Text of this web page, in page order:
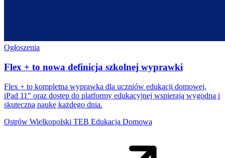
Ogłoszenia
Flex + to nowa definicja szkolnej wyprawki
Flex + to kompletna wyprawka dla uczniów edukacji domowej.
iPad 11" oraz dostęp do platformy edukacyjnej wspierają wygodną i
skuteczną naukę każdego dnia.
Ostrów Wielkopolski TEB Edukacja Domowa